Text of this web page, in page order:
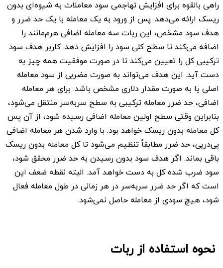
راهی بالقوه برای افزایش تهاجمی سود معاملات به شیوه‌ای بدون
ریسک ارائه می‌دهد. پس از ورود به یک معامله با یک حد ضرر و
هدف سود مشخص، این ربات سه معامله اضافی هرم‌مانند را
اضافه می‌کند تا سطح کلی سود را افزایش دهد. کاربر هدف سود
ترکیبی کل را تعیین می‌کند تا در صورت موفقیت همه چیز به
دست آید. این هدف می‌تواند به صورت مضربی از سود معامله
اصلی یا به صورت مقدار دلاری مشخص باشد. برای هر معامله
اضافی، حد ضرر معامله ترکیبی به سطح سربه‌سر منتقل می‌شود،
بنابراین وقتی سطح اولین معامله اضافی رسیده شود، از آن پس
کل معامله بدون ریسک خواهد بود. با وارد شدن هر معامله اضافی
پی‌درپی، حد ضرر مطابقاً تنظیم می‌شود تا کل معامله بدون ریسک
باقی بماند. اگر هدف سود بدون رسیدن به حد ضرر محقق شود،
سود ضرب شده کل به دست خواهد آمد. البته نقطه ضعف این
است که اگر حد ضرر سربه‌سر در هر زمانی در طول معامله فعال
شود، هیچ سودی از معامله حاصل نمی‌شود.
نحوه استفاده از ربات